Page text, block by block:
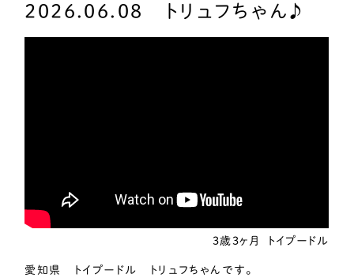
2026.06.08 トリュフちゃん♪
3歳3ヶ月 トイプードル
愛知県 トイプードル トリュフちゃんです。